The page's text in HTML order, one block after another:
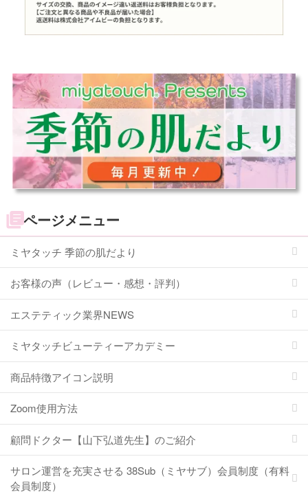
ページメニュー
ミヤタッチ 季節の肌だより
お客様の声（レビュー・感想・評判）
エステティック業界NEWS
ミヤタッチビューティーアカデミー
商品特徴アイコン説明
Zoom使用方法
顧問ドクター【山下弘道先生】のご紹介
サロン運営を充実させる 38Sub（ミヤサブ）会員制度（有料
会員制度）